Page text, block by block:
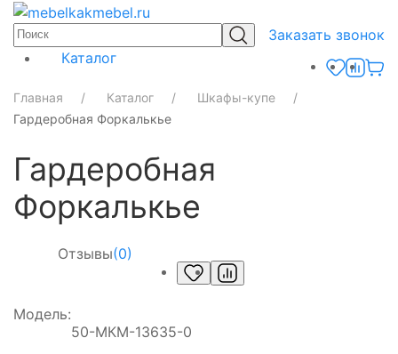
Заказать звонок
Каталог
Главная Каталог
Шкафы-купе
Гардеробная Форкалькье
Гардеробная
Форкалькье
Отзывы(0)
Модель:
50-МКМ-13635-0